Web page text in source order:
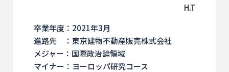
H.T
卒業年度：2021年3月
進路先 ：東京建物不動産販売株式会社
メジャー：国際政治論領域
マイナー：ヨーロッパ研究コース